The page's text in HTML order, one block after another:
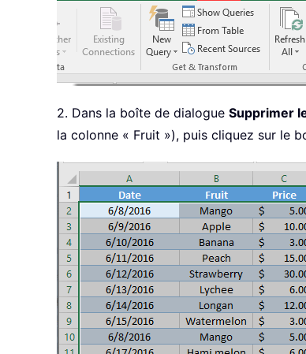
2. Dans la boîte de dialogue Supprimer
la colonne « Fruit »), puis cliquez sur le